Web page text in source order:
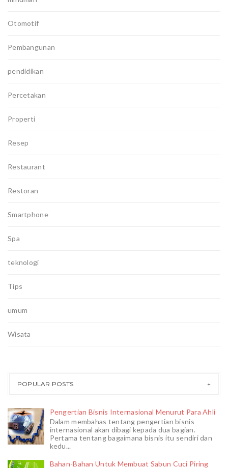
Otomotif
Pembangunan
pendidikan
Percetakan
Properti
Resep
Restaurant
Restoran
Smartphone
Spa
teknologi
Tips
umum
Wisata
POPULAR POSTS
Pengertian Bisnis Internasional Menurut Para Ahli
Dalam membahas tentang pengertian bisnis
internasional akan dibagi kepada dua bagian.
Pertama tentang bagaimana bisnis itu sendiri dan
kedu...
Bahan-Bahan Untuk Membuat Sabun Cuci Piring